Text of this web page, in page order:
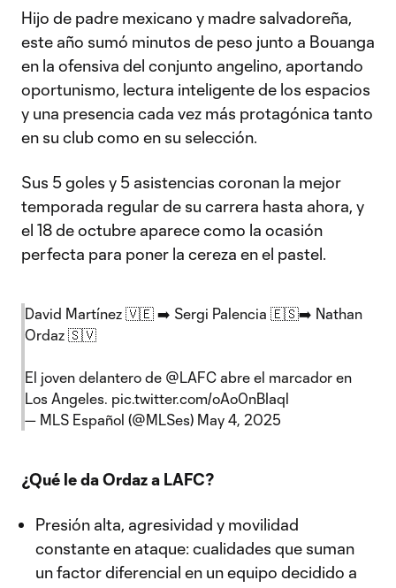
Hijo de padre mexicano y madre salvadoreña,
este año sumó minutos de peso junto a Bouanga
en la ofensiva del conjunto angelino, aportando
oportunismo, lectura inteligente de los espacios
y una presencia cada vez más protagónica tanto
en su club como en su selección.
Sus 5 goles y 5 asistencias coronan la mejor
temporada regular de su carrera hasta ahora, y
el 18 de octubre aparece como la ocasión
perfecta para poner la cereza en el pastel.
David Martínez 🇻🇪 ➡️ Sergi Palencia 🇪🇸➡️ Nathan
Ordaz 🇸🇻
El joven delantero de @LAFC abre el marcador en
Los Angeles. pic.twitter.com/oAo0nBIaql
— MLS Español (@MLSes) May 4, 2025
¿Qué le da Ordaz a LAFC?
Presión alta, agresividad y movilidad
constante en ataque: cualidades que suman
un factor diferencial en un equipo decidido a